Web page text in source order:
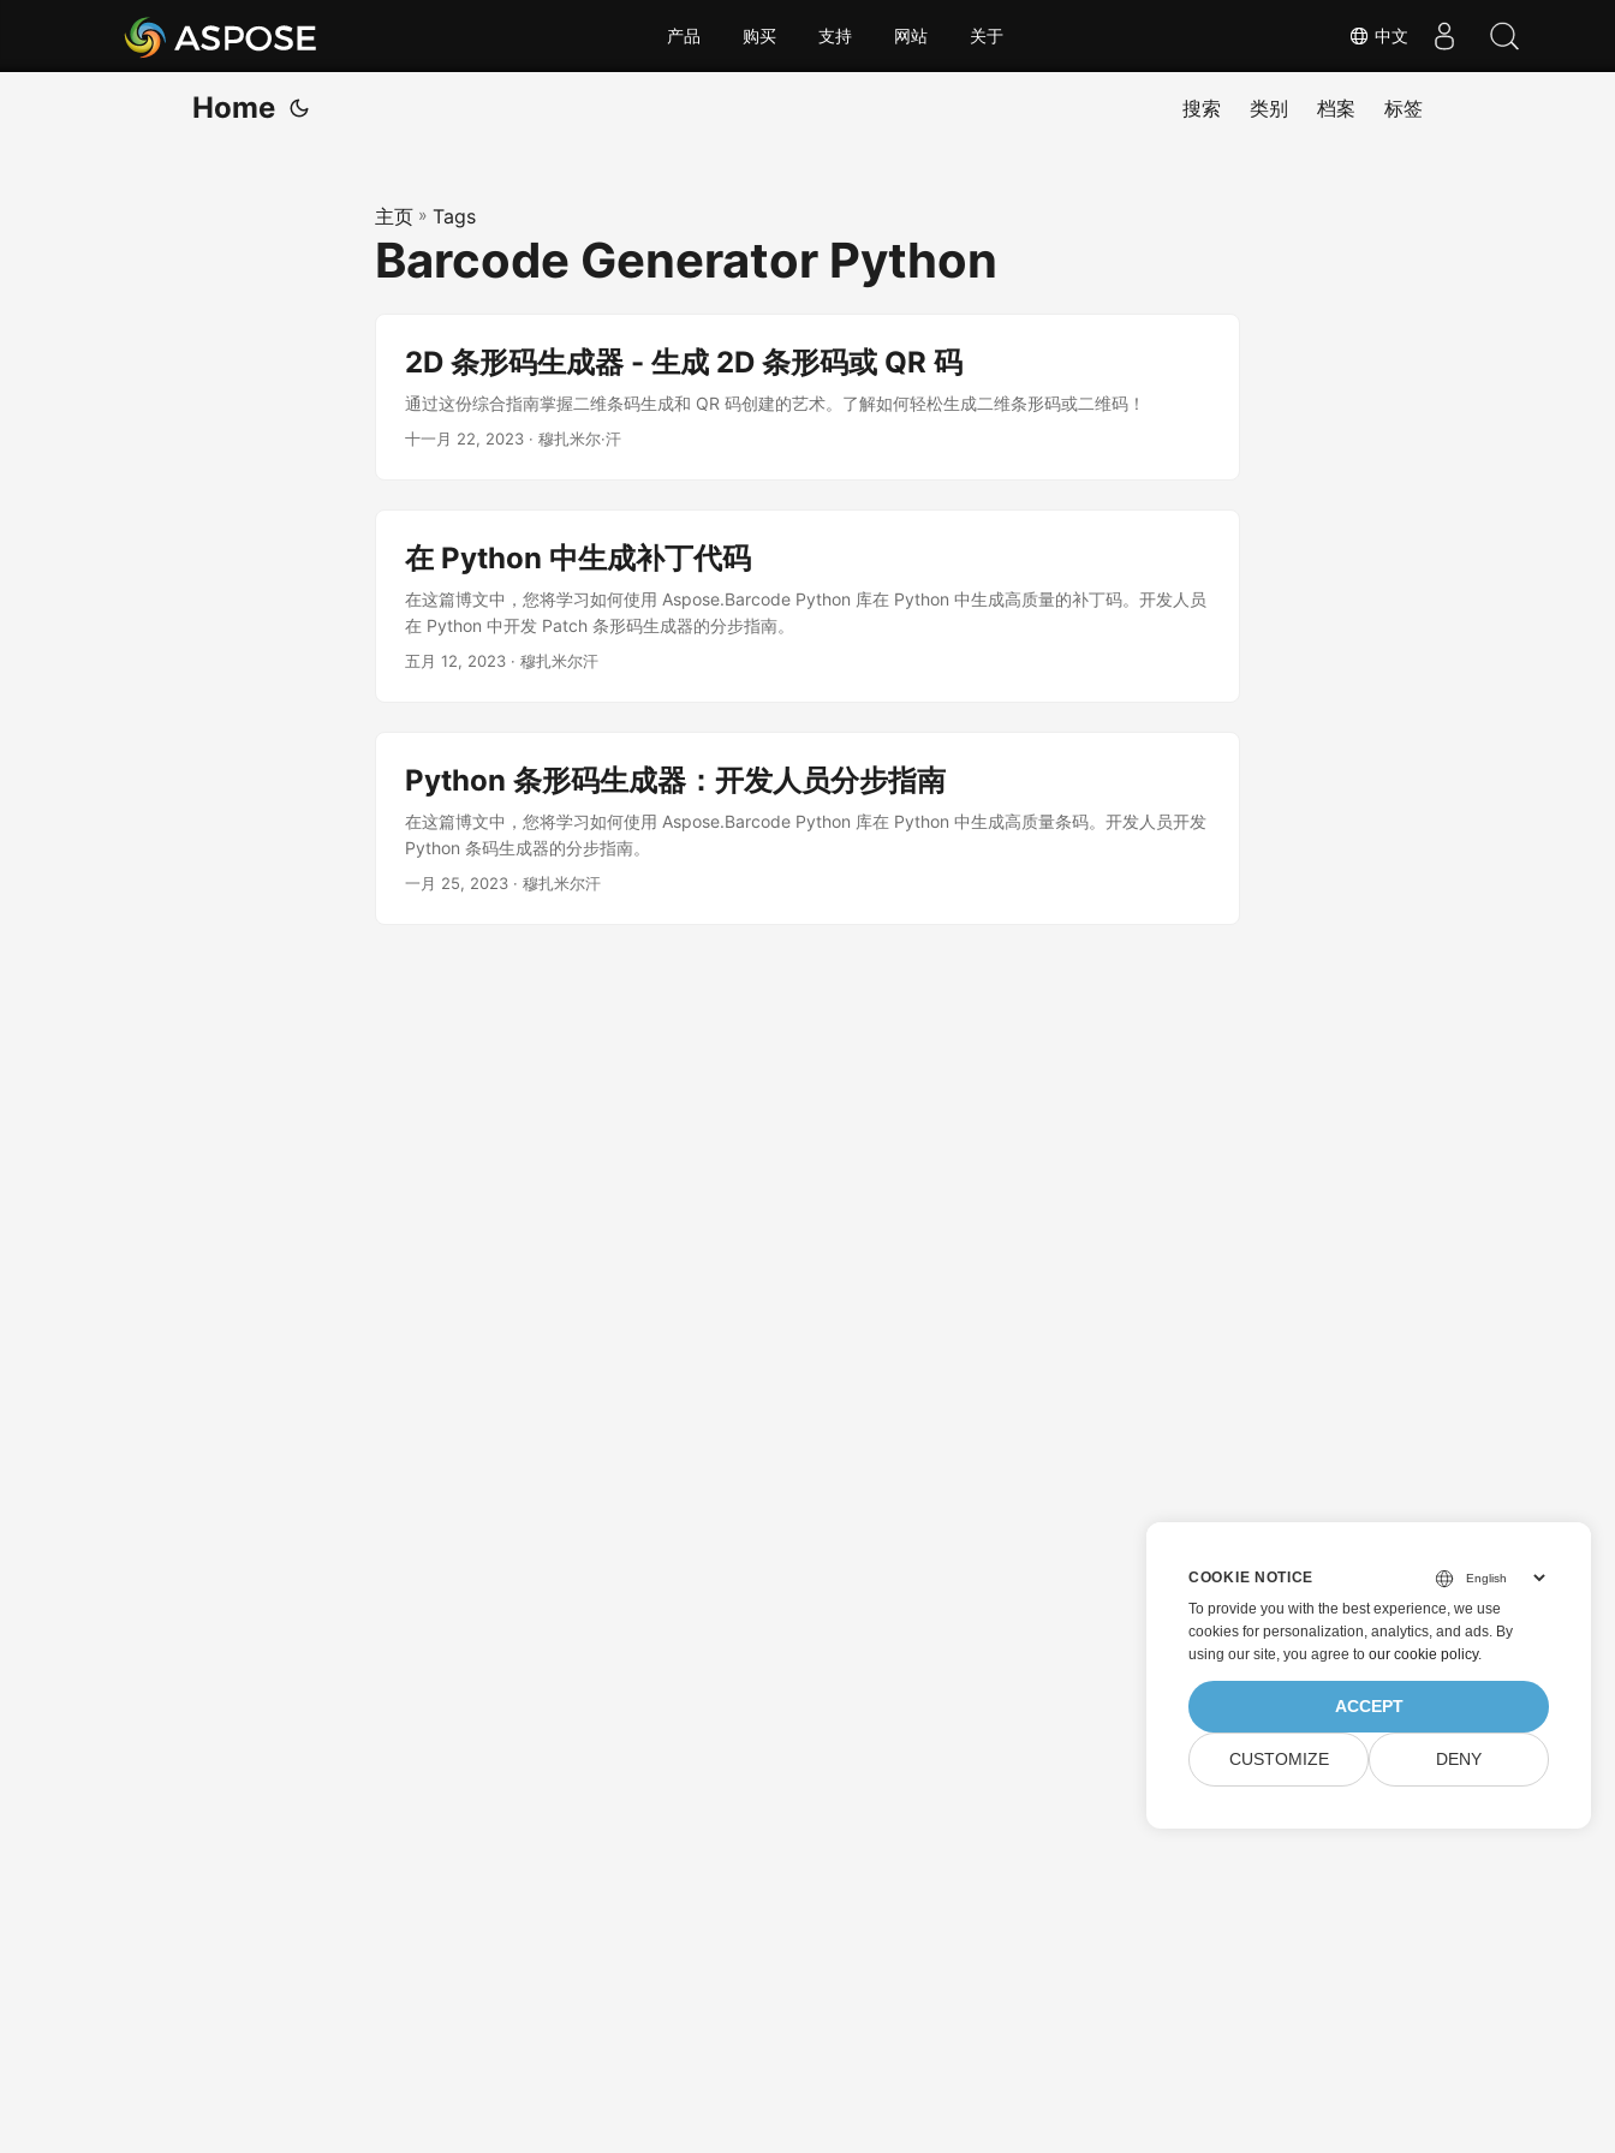
中文
产品 购买 支持 网站 关于
Home 搜索 类别 档案 标签
主页 » Tags
Barcode Generator Python
2D 条形码生成器 - 生成 2D 条形码或 QR 码
通过这份综合指南掌握二维条码生成和 QR 码创建的艺术。了解如何轻松生成二维条形码或二维码！
十一月 22, 2023 · 穆扎米尔·汗
在 Python 中生成补丁代码
在这篇博文中，您将学习如何使用 Aspose.Barcode Python 库在 Python 中生成高质量的补丁码。开发人员
在 Python 中开发 Patch 条形码生成器的分步指南。
五月 12, 2023 · 穆扎米尔汗
Python 条形码生成器：开发人员分步指南
在这篇博文中，您将学习如何使用 Aspose.Barcode Python 库在 Python 中生成高质量条码。开发人员开发
Python 条码生成器的分步指南。
一月 25, 2023 · 穆扎米尔汗
COOKIE NOTICE
To provide you with the best experience, we use
cookies for personalization, analytics, and ads. By
using our site, you agree to our cookie policy.
ACCEPT
CUSTOMIZE DENY